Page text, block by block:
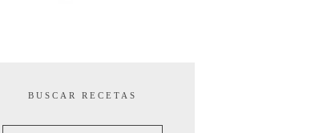
BUSCAR RECETAS